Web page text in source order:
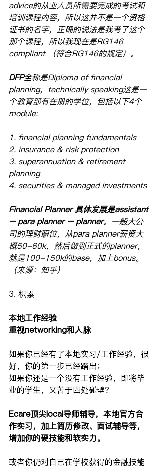
advice的从业人员所需要完成的考试和
培训课程内容，所以这并不是一个资格
证书的名字，正确的说法是我考了这个
那个课程，所以我现在是RG146
compliant （符合RG146的规定）。
DFP全称是Diploma of financial
planning，technically speaking这是一
个教育部有在册的学位，包括以下4个
module:
1. financial planning fundamentals
2. insurance & risk protection
3. superannuation & retirement
planning
4. securities & managed investments
Financial Planner 具体发展是assistant
– para planner – planner。一般大公
司的理财职位，从para planner薪资大
概50-60k，然后做到正式的planner，
就是100-150k的base，加上bonus。
（来源：知乎）
3. 积累
本地工作经验
重视networking和人脉
如果你已经有了本地实习/工作经验，很
好，你的第一步已经踏出；
如果你还是一个没有工作经验，即将毕
业的学生，又苦于四处碰壁？
Ecare顶尖local导师辅导，本地官方合
作实习，加上简历修改、面试辅导等，
增加你的硬技能和软实力。
或者你仍对自己在学校获得的金融技能